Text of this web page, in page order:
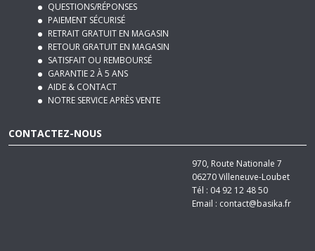
QUESTIONS/RÉPONSES
PAIEMENT SÉCURISÉ
RETRAIT GRATUIT EN MAGASIN
RETOUR GRATUIT EN MAGASIN
SATISFAIT OU REMBOURSÉ
GARANTIE 2 À 5 ANS
AIDE & CONTACT
NOTRE SERVICE APRÈS VENTE
CONTACTEZ-NOUS
970, Route Nationale 7
06270Villeneuve-Loubet
Tél : 04 92 12 48 50
Email : contact@basika.fr